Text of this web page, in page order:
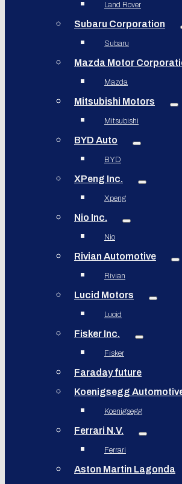
Land Rover
Subaru Corporation
Subaru
Mazda Motor
Mazda
Mitsubishi Motors
Mitsubishi
BYD Auto
BYD
XPeng Inc.
Xpeng
Nio Inc.
Nio
Rivian Automotive
Rivian
Lucid Motors
Lucid
Fisker Inc.
Fisker
Faraday future
Koenigsegg
Koenigsegg
Ferrari N.V.
Ferrari
Aston Martin Lagonda